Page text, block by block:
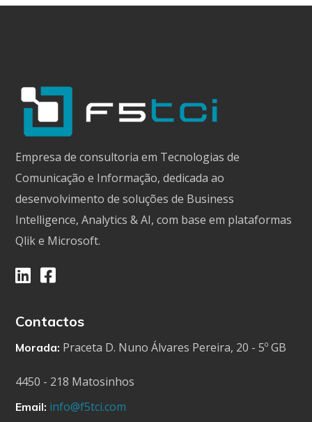
Empresa de consultoria em Tecnologias de
Comunicação e Informação, dedicada ao
desenvolvimento de soluções de Business
Intelligence, Analytics & AI, com base em plataformas
Qlik e Microsoft.
Contactos
Morada: Praceta D. Nuno Álvares Pereira, 20 - 5º GB
4450 - 218 Matosinhos
Email: info@f5tci.com